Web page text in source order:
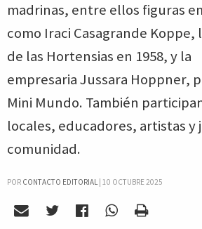
madrinas, entre ellos figuras
como Iraci Casagrande Koppe,
de las Hortensias en 1958, y la
empresaria Jussara Hoppner,
Mini Mundo. También
locales, educadores, artistas y
comunidad.
POR CONTACTO EDITORIAL| 10 OCTUBRE 2025